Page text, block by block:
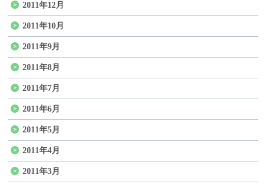
2011年12月
2011年10月
2011年9月
2011年8月
2011年7月
2011年6月
2011年5月
2011年4月
2011年3月